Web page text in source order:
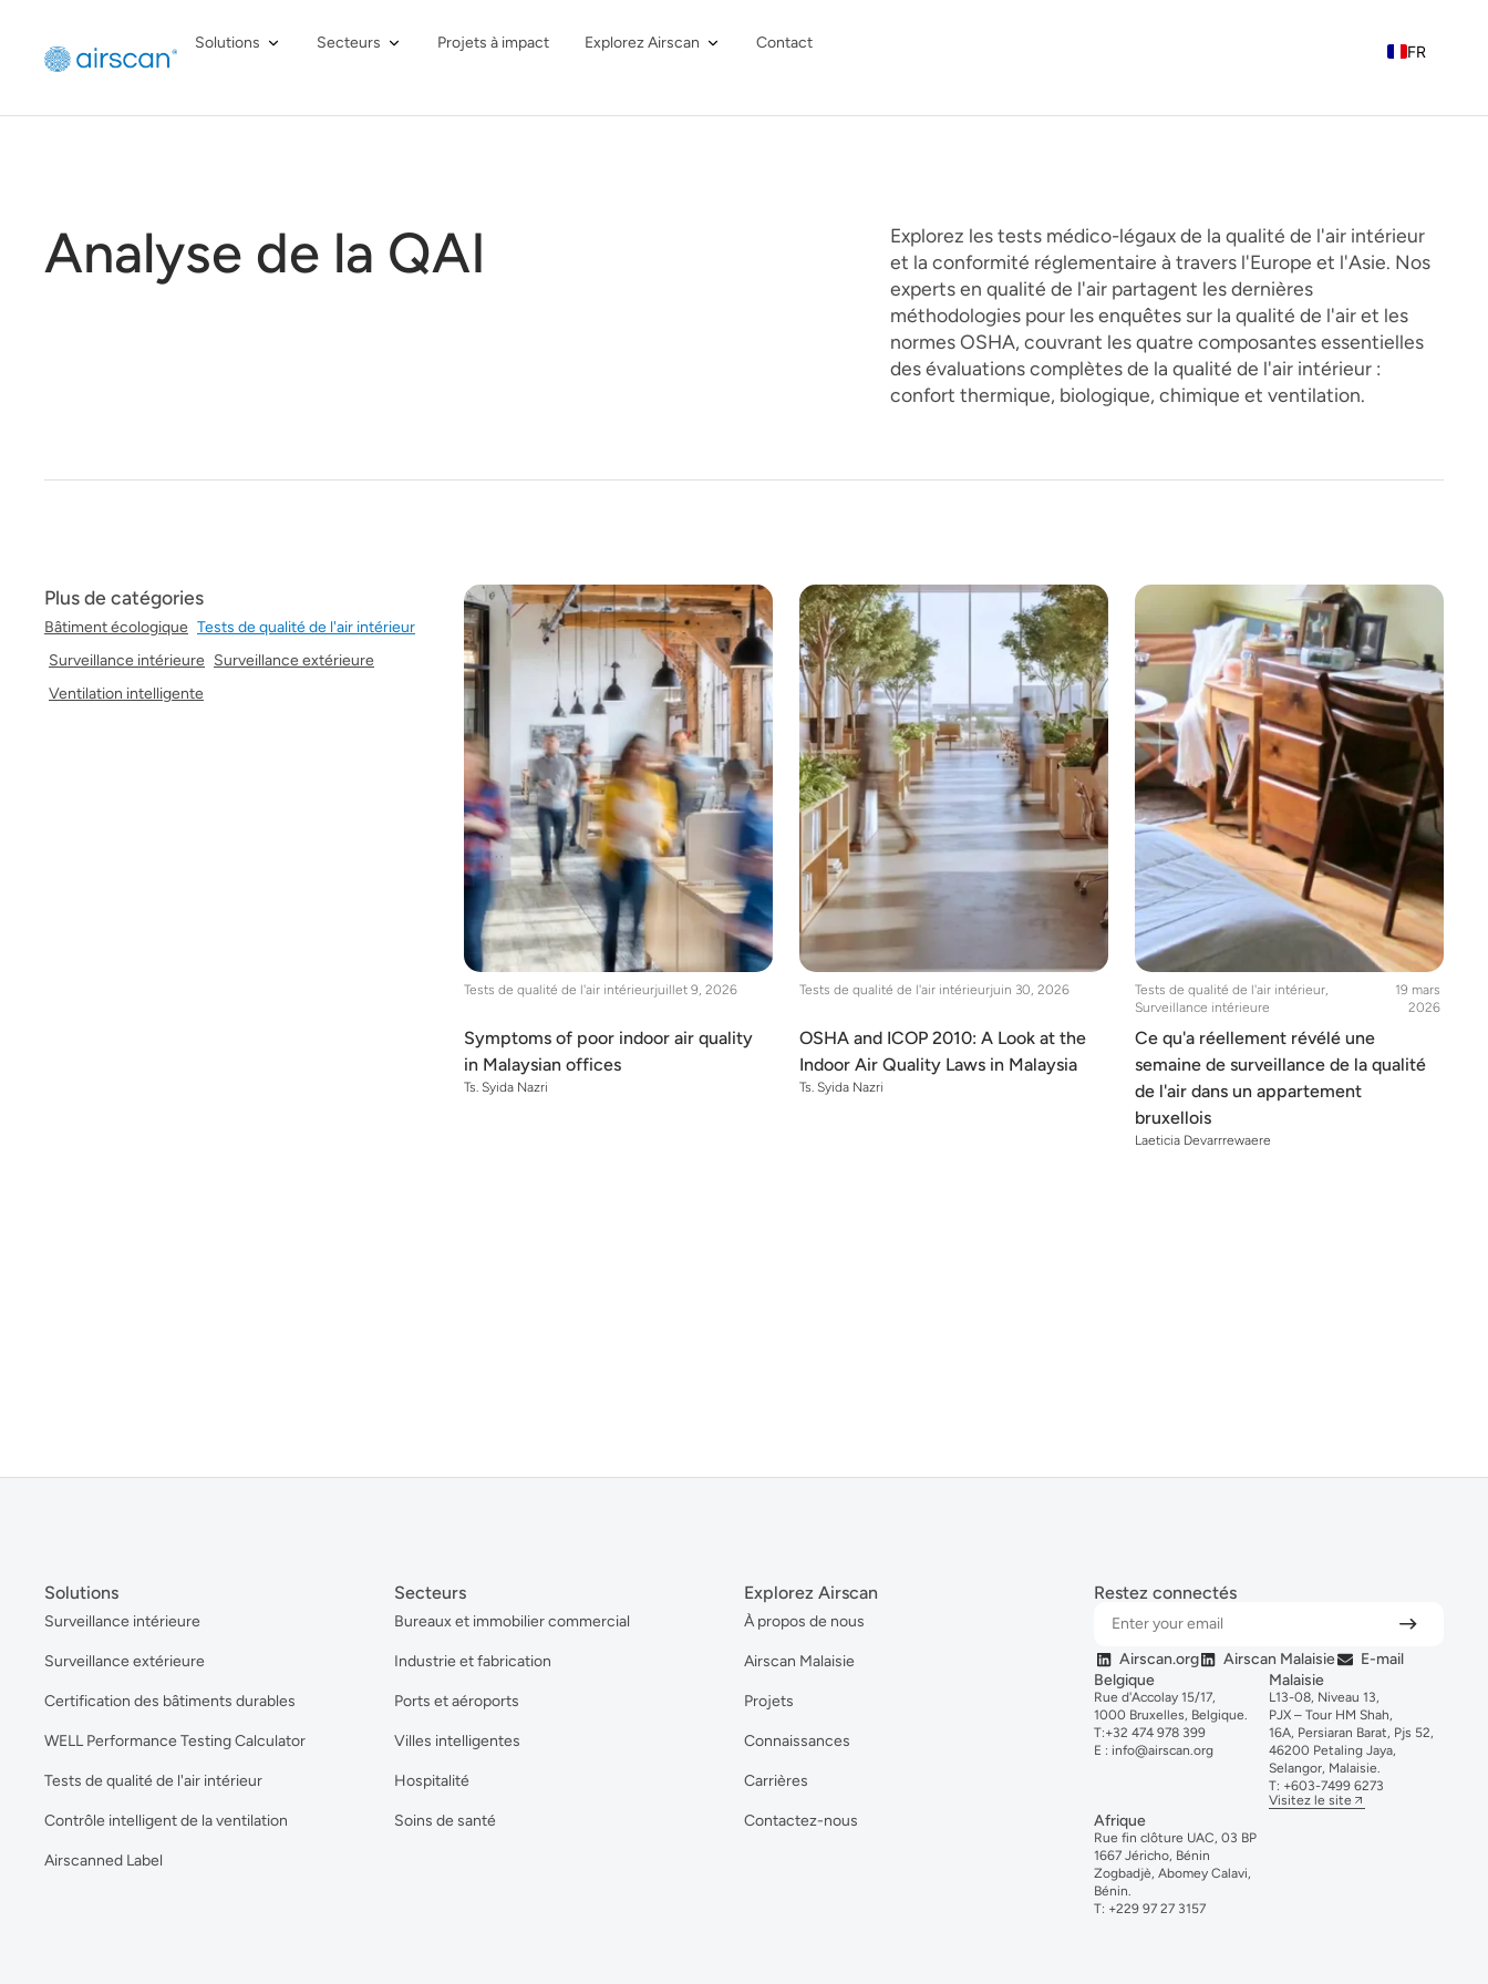
Solutions Secteurs Projets à impact Explorez Airscan Contact
FR
Analyse de la QAI
Explorez les tests médico-légaux de la qualité de l'air intérieur
et la conformité réglementaire à travers l'Europe et l'Asie. Nos
experts en qualité de l'air partagent les dernières
méthodologies pour les enquêtes sur la qualité de l'air et les
normes OSHA, couvrant les quatre composantes essentielles
des évaluations complètes de la qualité de l'air intérieur :
confort thermique, biologique, chimique et ventilation.
Plus de catégories
Bâtiment écologique Tests de qualité de l'air intérieur
Surveillance intérieure Surveillance extérieure
Ventilation intelligente
Tests de qualité de l'air intérieurjuillet 9, 2026
Symptoms of poor indoor air quality
in Malaysian offices
Ts. Syida Nazri
Tests de qualité de l'air intérieurjuin 30, 2026
OSHA and ICOP 2010: A Look at the
Indoor Air Quality Laws in Malaysia
Ts. Syida Nazri
Tests de qualité de l'air intérieur
Surveillance intérieure
19 mars
2026
Ce qu'a réellement révélé une
semaine de surveillance de la qualité
de l'air dans un appartement
bruxellois
Laeticia Devarrrewaere
Solutions
Surveillance intérieure
Surveillance extérieure
Certification des bâtiments durables
WELL Performance Testing Calculator
Tests de qualité de l'air intérieur
Contrôle intelligent de la ventilation
Airscanned Label
Secteurs
Bureaux et immobilier commercial
Industrie et fabrication
Ports et aéroports
Villes intelligentes
Hospitalité
Soins de santé
Explorez Airscan
À propos de nous
Airscan Malaisie
Projets
Connaissances
Carrières
Contactez-nous
Restez connectés
Airscan.org Airscan Malaisie
E-mail
Belgique
Rue d'Accolay 15/17,
1000 Bruxelles, Belgique.
T:+32 474 978 399
E : info@airscan.org
Malaisie
L13-08, Niveau 13,
PJX – Tour HM Shah,
16A, Persiaran Barat, Pjs 52,
46200 Petaling Jaya,
Selangor, Malaisie.
T: +603-7499 6273
Visitez le site
Afrique
Rue fin clôture UAC, 03 BP
1667 Jéricho, Bénin
Zogbadjè, Abomey Calavi,
Bénin.
T: +229 97 27 3157